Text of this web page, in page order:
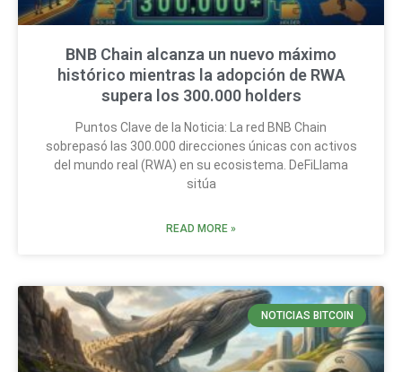
BNB Chain alcanza un nuevo máximo
histórico mientras la adopción de RWA
supera los 300.000 holders
Puntos Clave de la Noticia: La red BNB Chain
sobrepasó las 300.000 direcciones únicas con activos
del mundo real (RWA) en su ecosistema. DeFiLlama
sitúa
READ MORE »
NOTICIAS BITCOIN